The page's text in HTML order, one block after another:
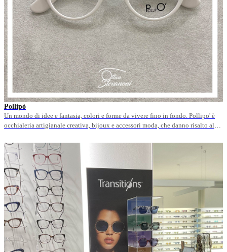
Pollipò
Un mondo di idee e fantasia, colori e forme da vivere fino in fondo. Pollipo' è
occhialeria artigianale creativa, bijoux e accessori moda, che danno risalto al